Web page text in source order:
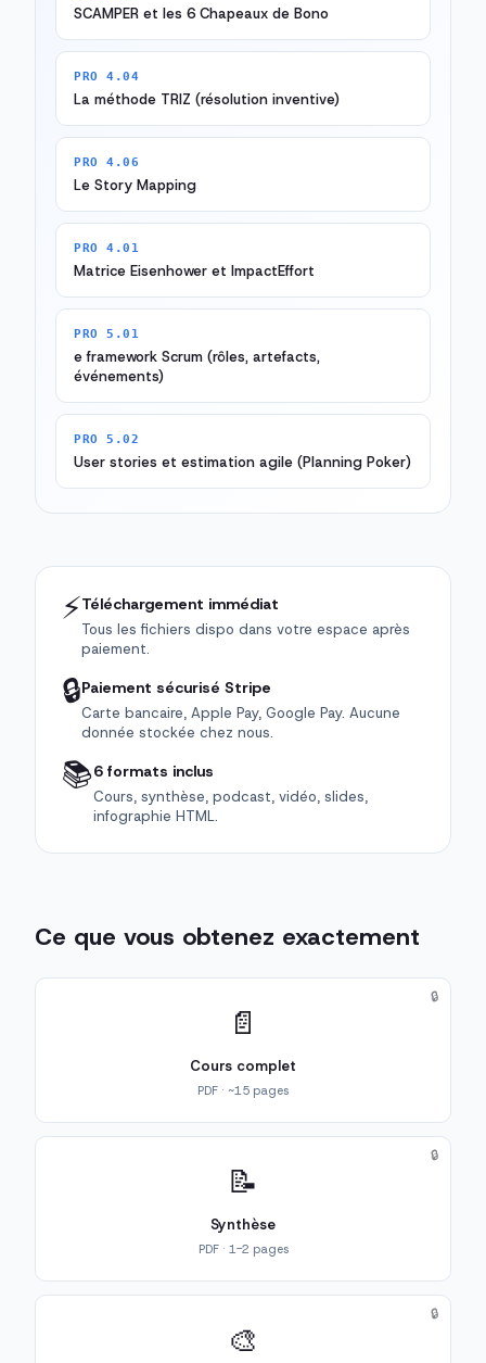
SCAMPER et les 6 Chapeaux de Bono
PRO 4.04
La méthode TRIZ (résolution inventive)
PRO 4.06
Le Story Mapping
PRO 4.01
Matrice Eisenhower et ImpactEffort
PRO 5.01
e framework Scrum (rôles, artefacts,
événements)
PRO 5.02
User stories et estimation agile (Planning Poker)
⚡Téléchargement immédiat
Tous les fichiers dispo dans votre espace après
paiement.
🔒Paiement sécurisé Stripe
Carte bancaire, Apple Pay, Google Pay. Aucune
donnée stockée chez nous.
📚6 formats inclus
Cours, synthèse, podcast, vidéo, slides,
infographie HTML.
Ce que vous obtenez exactement
📄
Cours complet
PDF · ~15 pages
🔒
📝
Synthèse
PDF · 1-2 pages
🔒
🎨
🔒